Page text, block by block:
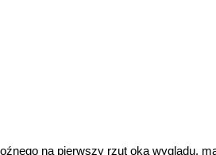
na pierwszy rzut oka wyglądu,